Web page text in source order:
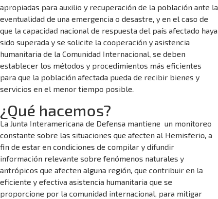
apropiadas para auxilio y recuperación de la población ante la
eventualidad de una emergencia o desastre, y en el caso de
que la capacidad nacional de respuesta del país afectado haya
sido superada y se solicite la cooperación y asistencia
humanitaria de la Comunidad Internacional, se deben
establecer los métodos y procedimientos más eficientes
para que la población afectada pueda de recibir bienes y
servicios en el menor tiempo posible.
¿Qué hacemos?
La Junta Interamericana de Defensa mantiene un monitoreo
constante sobre las situaciones que afecten al Hemisferio, a
fin de estar en condiciones de compilar y difundir
información relevante sobre fenómenos naturales y
antrópicos que afecten alguna región, que contribuir en la
eficiente y efectiva asistencia humanitaria que se
proporcione por la comunidad internacional, para mitigar